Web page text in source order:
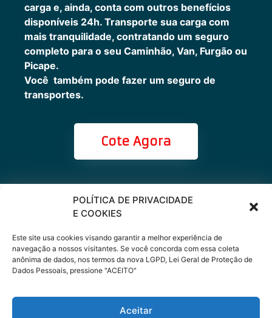
POLÍTICA DE PRIVACIDADE
E COOKIES
Este site usa cookies visando garantir a melhor experiência de
navegação a nossos visitantes. Se você concorda com essa coleta
anônima de dados, nos termos da nova LGPD, Lei Geral de Proteção de
Dados Pessoais, pressione "ACEITO"
Aceitar
carga e, ainda, conta com outros benefícios
disponíveis 24h. Transporte sua carga com
mais tranquilidade, contratando um seguro
completo para o seu Caminhão, Van, Furgão ou
Picape.
Você também pode fazer um seguro de
transportes.
Cote Agora
Cote online ou
peça via
WhatsApp
(11) 9 66200333